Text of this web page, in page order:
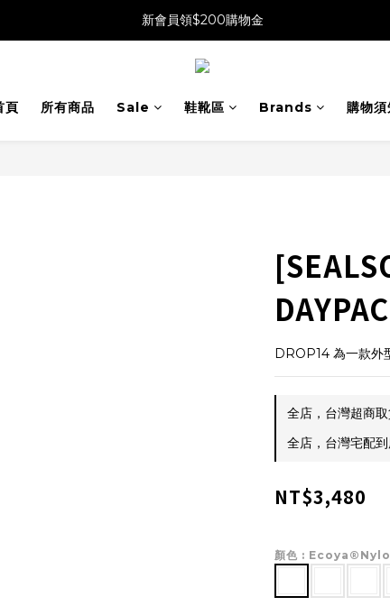
新會員領$200購物金
頁 所有商品 Sale 鞋靴區 Brands 購物須
DROP14 為一款外
全店，台灣超商
全店，台灣宅配
NT$3,480
顏色 :